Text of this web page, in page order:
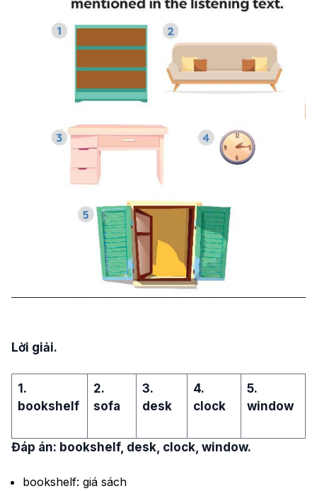
Lời giải.
1.
bookshelf
2.
sofa
3.
desk
4.
clock
5.
window
Đáp án: bookshelf, desk, clock, window.
bookshelf: giá sách